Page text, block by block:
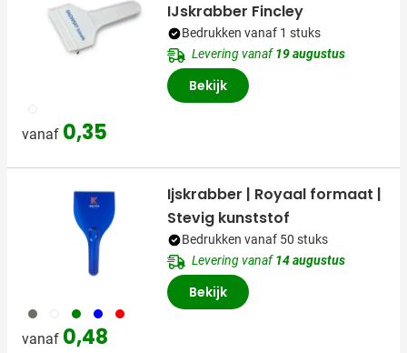
002
vanaf 0,35
IJskrabber Fincley
Bedrukken vanaf 1 stuks
Levering vanaf19 augustus
Bekijk
001 970 004 005 008
vanaf 0,48
Ijskrabber | Royaal formaat |
Stevig kunststof
Bedrukken vanaf 50 stuks
Levering vanaf14 augustus
Bekijk